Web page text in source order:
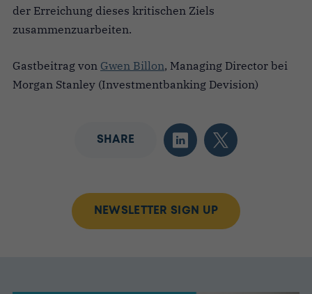
der Erreichung dieses kritischen Ziels
zusammenzuarbeiten.
Gastbeitrag von Gwen Billon, Managing Director bei
Morgan Stanley (Investmentbanking Devision)
SHARE
NEWSLETTER SIGN UP